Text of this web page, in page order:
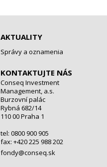
AKTUALITY
Správy a oznamenia
KONTAKTUJTE NÁS
Conseq Investment
Management, a.s.
Burzovní palác
Rybná 682/14
110 00 Praha 1
tel: 0800 900 905
fax: +420 225 988 202
fondy@conseq.sk